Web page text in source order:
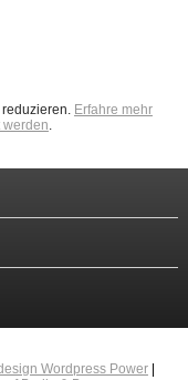
reduzieren. Erfahre mehr
werden.
Wordpress Power|